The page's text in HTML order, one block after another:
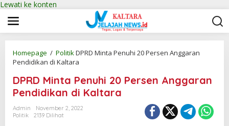
Lewati ke konten
Homepage / PolitikDPRD Minta Penuhi 20 Persen Anggaran
Pendidikan di Kaltara
DPRD Minta Penuhi 20 Persen Anggaran
Pendidikan di Kaltara
Admin
November 2, 2022
Politik
2139 Dilihat